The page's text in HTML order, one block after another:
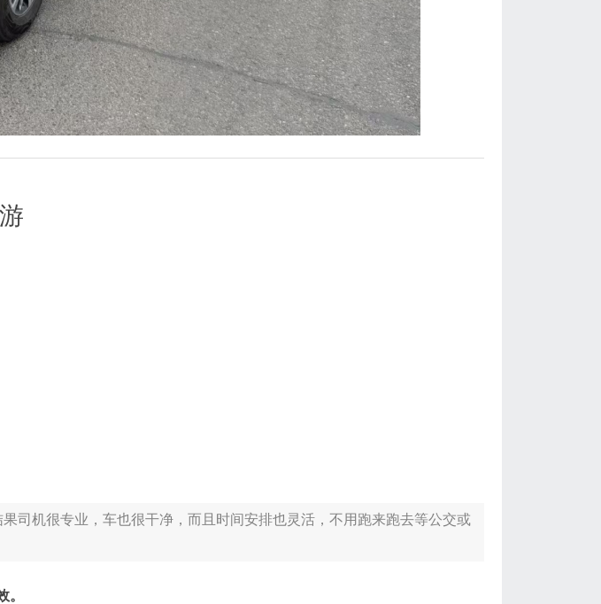
司机很专业，车也很干净，而且时间安排也灵活，不用跑来跑去等公交或
。